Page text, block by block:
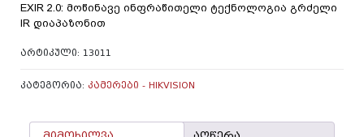
EXIR 2.0: მოწინავე ინფრაწითელი ტექნოლოგია გრძელი
IR დიაპაზონით
ᲐᲠᲢᲘᲙᲣᲚᲘ: 13011
ᲙᲐᲢᲔᲒᲝᲠᲘᲐ: ᲙᲐᲛᲔᲠᲔᲑᲘ - HIKVISION